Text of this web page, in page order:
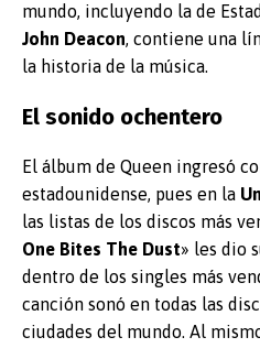
mundo, incluyendo la de
John Deacon, contiene una
la historia de la música.
El sonido ochentero
El álbum de Queen ingresó
estadounidense, pues en la
las listas de los discos más
One Bites The Dust» les dio
dentro de los singles más
canción sonó en todas las
ciudades del mundo. Al